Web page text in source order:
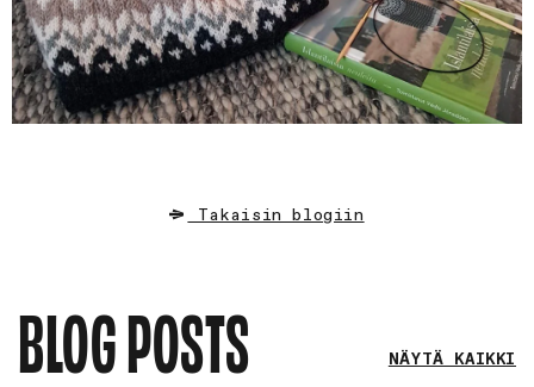
Takaisin blogiin
BLOG POSTS NÄYTÄ KAIKKI